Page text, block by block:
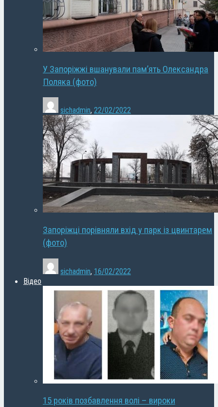
У Запоріжжі вшанували пам’ять Олександра
Поляка (фото)
sichadmin, 22/02/2022
Запоріжці порівняли вхід у парк із цвинтарем
(фото)
sichadmin, 16/02/2022
Відео
15 років позбавлення волі – вироки